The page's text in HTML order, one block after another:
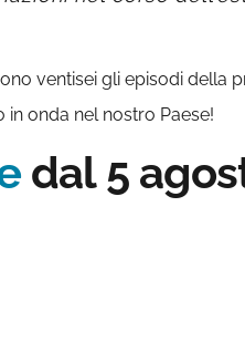
ventisei gli episodi della
in onda nel nostro Paese!
dal 5